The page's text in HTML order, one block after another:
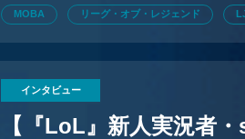
MOBA リーグ・オブ・レジェンド
インタビュー
【『LoL』新人実況者